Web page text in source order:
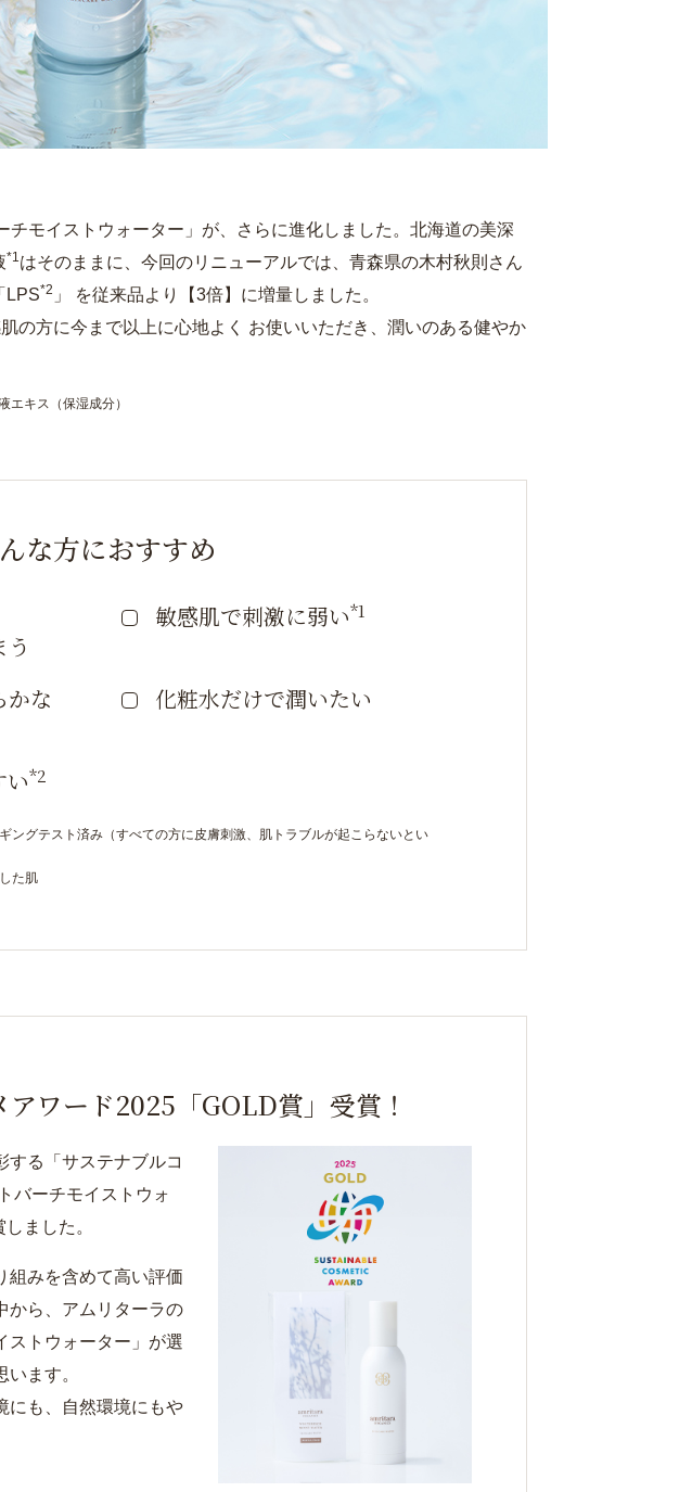
モイストウォーター」が、さらに進化しました。北海道の美深
*1はそのままに、今回のリニューアルでは、青森県の木村秋則さん
LPS*2 」 を従来品より【3倍】に増量しました。
の方に今まで以上に心地よく お使いいただき、潤いのある健やか
キス（保湿成分）
な方におすすめ
敏感肌で刺激に弱い*1
かな
化粧水だけで潤いたい
い*2
ングテスト済み（すべての方に皮膚刺激、肌トラブルが起こらないとい
た肌
アワード2025 「GOLD賞」受賞！
する「サステナブルコ
バーチモイストウォ
ました。
組みを含めて高い評価
から、アムリターラの
ストウォーター」が選
ます。
にも、自然環境にもや